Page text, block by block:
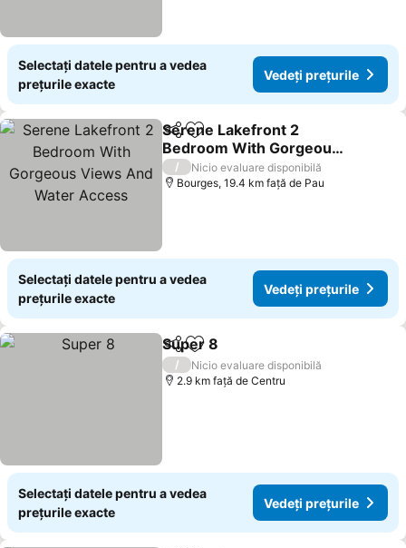
Selectați datele pentru a vedea
prețurile exacte
Vedeți prețurile
DistribuițiAdăugaţi la favorite
Serene Lakefront 2
Bedroom With Gorgeous
Views And Water Access
Vedeți prețurile
/
Nicio evaluare disponibilă
Bourges, 19.4 km faţă de Pau
Selectați datele pentru a vedea
prețurile exacte
Vedeți prețurile
DistribuițiAdăugaţi la favorite
Super 8
/
Nicio evaluare disponibilă
2.9 km faţă de Centru
Selectați datele pentru a vedea
prețurile exacte
Vedeți prețurile